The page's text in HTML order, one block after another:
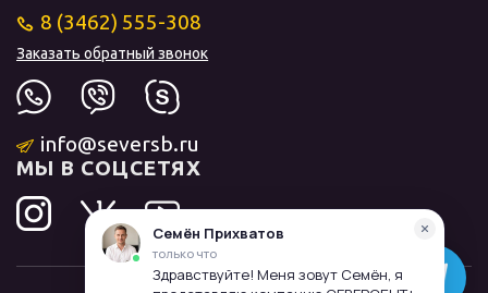
8 (3462) 555-308
Заказать обратный звонок
info@seversb.ru
МЫ В СОЦСЕТЯХ